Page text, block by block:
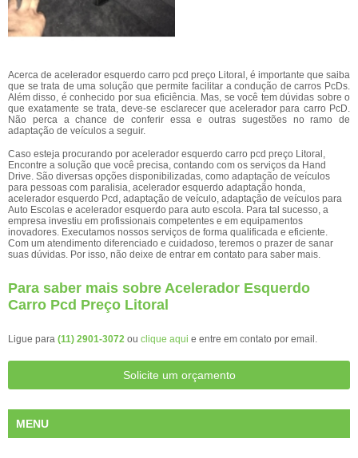
Acerca de acelerador esquerdo carro pcd preço Litoral, é importante que saiba
que se trata de uma solução que permite facilitar a condução de carros PcDs.
Além disso, é conhecido por sua eficiência. Mas, se você tem dúvidas sobre o
que exatamente se trata, deve-se esclarecer que acelerador para carro PcD.
Não perca a chance de conferir essa e outras sugestões no ramo de
adaptação de veículos a seguir.
Caso esteja procurando por acelerador esquerdo carro pcd preço Litoral,
Encontre a solução que você precisa, contando com os serviços da Hand
Drive. São diversas opções disponibilizadas, como adaptação de veículos
para pessoas com paralisia, acelerador esquerdo adaptação honda,
acelerador esquerdo Pcd, adaptação de veículo, adaptação de veículos para
Auto Escolas e acelerador esquerdo para auto escola. Para tal sucesso, a
empresa investiu em profissionais competentes e em equipamentos
inovadores. Executamos nossos serviços de forma qualificada e eficiente.
Com um atendimento diferenciado e cuidadoso, teremos o prazer de sanar
suas dúvidas. Por isso, não deixe de entrar em contato para saber mais.
Para saber mais sobre Acelerador Esquerdo
Carro Pcd Preço Litoral
Ligue para (11) 2901-3072 ou clique aqui e entre em contato por email.
Solicite um orçamento
MENU